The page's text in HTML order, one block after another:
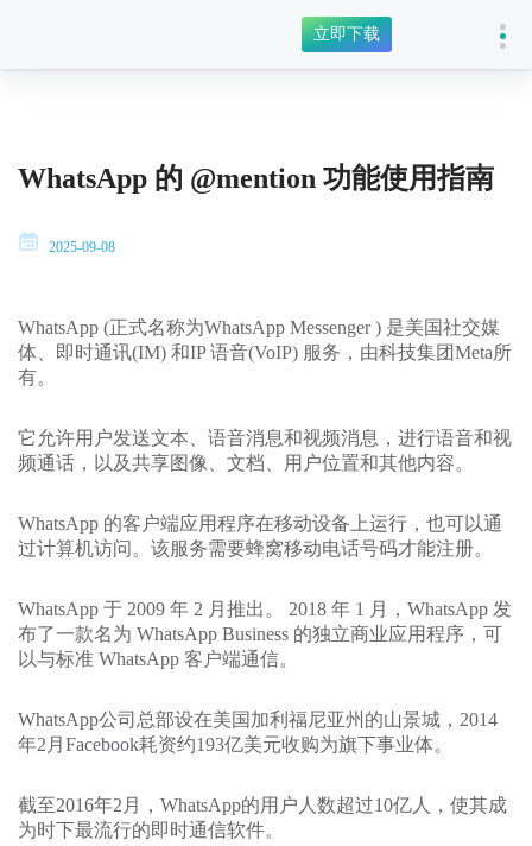
立即下载
WhatsApp 的 @mention 功能使用指南
2025-09-08
WhatsApp (正式名称为WhatsApp Messenger ) 是美国社交媒
体、即时通讯(IM) 和IP 语音(VoIP) 服务，由科技集团Meta所
有。
它允许用户发送文本、语音消息和视频消息，进行语音和视
频通话，以及共享图像、文档、用户位置和其他内容。
WhatsApp 的客户端应用程序在移动设备上运行，也可以通
过计算机访问。该服务需要蜂窝移动电话号码才能注册。
WhatsApp 于 2009 年 2 月推出。 2018 年 1 月，WhatsApp 发
布了一款名为 WhatsApp Business 的独立商业应用程序，可
以与标准 WhatsApp 客户端通信。
WhatsApp公司总部设在美国加利福尼亚州的山景城，2014
年2月Facebook耗资约193亿美元收购为旗下事业体。
截至2016年2月，WhatsApp的用户人数超过10亿人，使其成
为时下最流行的即时通信软件。